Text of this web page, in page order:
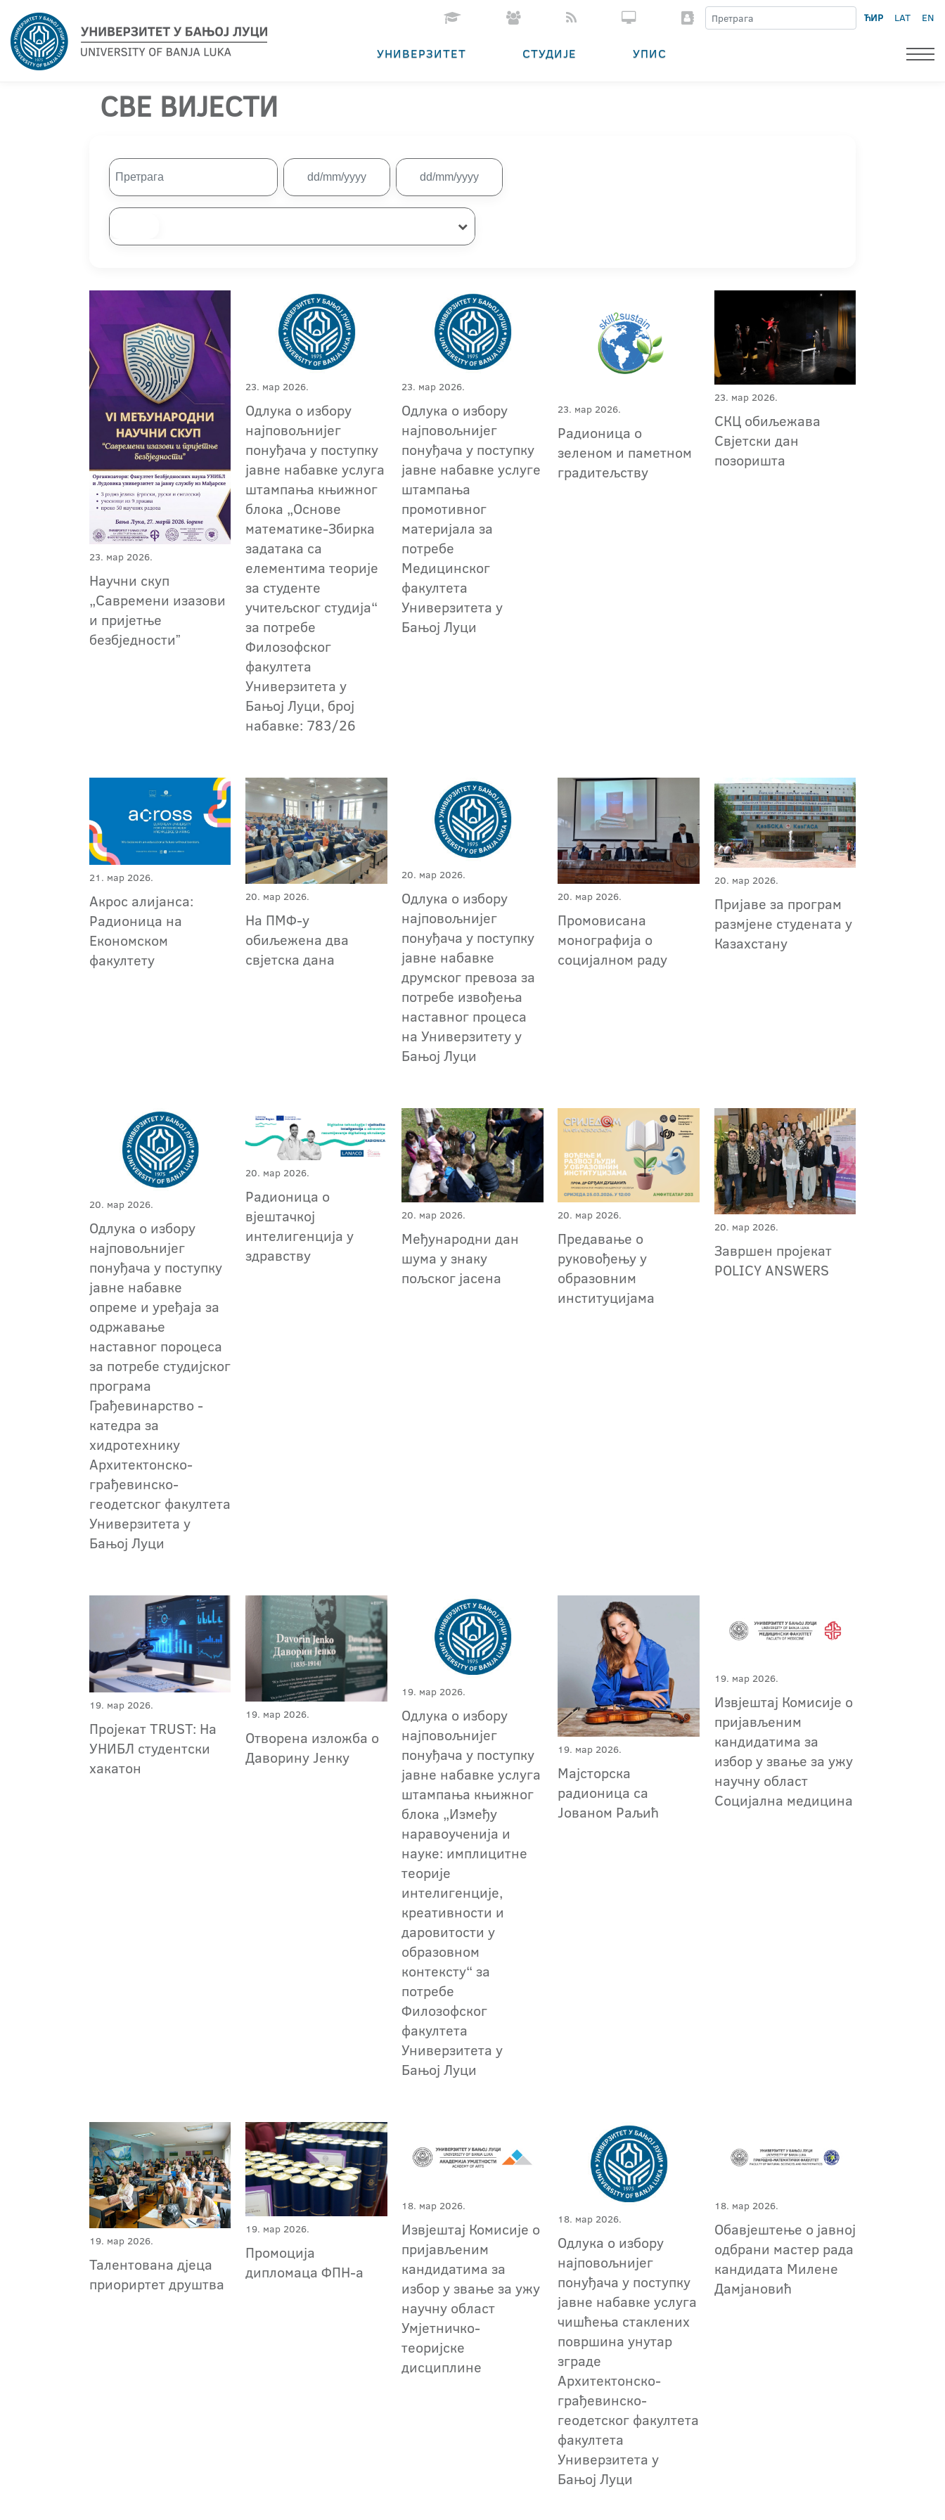
ЋИР LAT EN
УНИВЕРЗИТЕТ СТУДИЈЕ УПИС
СВЕ ВИЈЕСТИ
23. мар 2026.
Научни скуп
„Савремени изазови
и пријетње
безбједностиˮ
23. мар 2026.
Одлука о избору
најповољнијег
понуђача у поступку
јавне набавке услуга
штампања књижног
блока „Основе
математике-Збирка
задатака са
елементима теорије
за студенте
учитељског студија“
за потребе
Филозофског
факултета
Универзитета у
Бањој Луци, број
набавке: 783/26
23. мар 2026.
Одлука о избору
најповољнијег
понуђача у поступку
јавне набавке услуге
штампања
промотивног
материјала за
потребе
Медицинског
факултета
Универзитета у
Бањој Луци
23. мар 2026.
Радионица о
зеленом и паметном
градитељству
23. мар 2026.
СКЦ обиљежава
Свјетски дан
позоришта
21. мар 2026.
Акрос алијанса:
Радионица на
Економском
факултету
20. мар 2026.
На ПМФ-у
обиљежена два
свјетска дана
20. мар 2026.
Одлука о избору
најповољнијег
понуђача у поступку
јавне набавке
друмског превоза за
потребе извођења
наставног процеса
на Универзитету у
Бањој Луци
20. мар 2026.
Промовисана
монографија о
социјалном раду
20. мар 2026.
Пријаве за програм
размјене студената у
Казахстану
20. мар 2026.
Одлука о избору
најповољнијег
понуђача у поступку
јавне набавке
опреме и уређаја за
одржавање
наставног пороцеса
за потребе студијског
програма
Грађевинарство -
катедра за
хидротехнику
Архитектонско-
грађевинско-
геодетског факултета
Универзитета у
Бањој Луци
20. мар 2026.
Радионица о
вјештачкој
интелигенција у
здравству
20. мар 2026.
Међународни дан
шума у знаку
пољског јасена
20. мар 2026.
Предавање о
руковођењу у
образовним
институцијама
20. мар 2026.
Завршен пројекат
POLICY ANSWERS
19. мар 2026.
Пројекат TRUST: На
УНИБЛ студентски
хакатон
19. мар 2026.
Отворена изложба о
Даворину Јенку
19. мар 2026.
Одлука о избору
најповољнијег
понуђача у поступку
јавне набавке услуга
штампања књижног
блока „Између
наравоученија и
науке: имплицитне
теорије
интелигенције,
креативности и
даровитости у
образовном
контексту“ за
потребе
Филозофског
факултета
Универзитета у
Бањој Луци
19. мар 2026.
Мајсторска
радионица са
Јованом Раљић
19. мар 2026.
Извјештај Комисије о
пријављеним
кандидатима за
избор у звање за ужу
научну област
Социјална медицина
19. мар 2026.
Талентована дјеца
приориртет друштва
19. мар 2026.
Промоција
дипломаца ФПН-а
18. мар 2026.
Извјештај Комисије о
пријављеним
кандидатима за
избор у звање за ужу
научну област
Умјетничко-
теоријске
дисциплине
18. мар 2026.
Одлука о избору
најповољнијег
понуђача у поступку
јавне набавке услуга
чишћења стаклених
површина унутар
зграде
Архитектонско-
грађевинско-
геодетског факултета
факултета
Универзитета у
Бањој Луци
18. мар 2026.
Обавјештење о јавној
одбрани мастер рада
кандидата Милене
Дамјановић